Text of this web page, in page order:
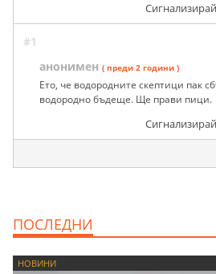
#1
анонимен ( преди 2 години )
Ето, че водородните скептици пак
водородно бъдеще. Ще прави пици.
ПОСЛЕДНИ
НОВИНИ